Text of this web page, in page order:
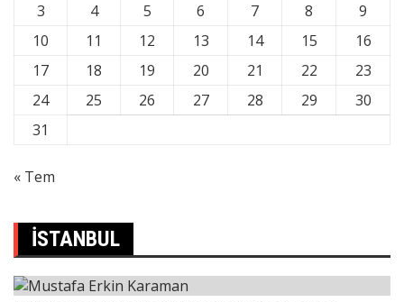
3
4 5 6 7 8
9
10
11 12 13 14 15
16
17
18 19 20 21 22
23
24
25 26 27 28 29
30
31
« Tem
İSTANBUL